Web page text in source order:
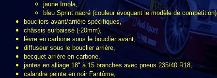
jaune Imola,
bleu Sprint nacré (couleur évoquant le modèle de
boucliers avant/arrière spécifiques,
châssis surbaissé (-20mm),
lèvre en carbone sous le bouclier avant,
diffuseur sous le bouclier arrière,
becquet arrière en carbone,
jantes en alliage 18" à 15 branches avec pneus 235/40 R18,
calandre peinte en noir Fantôme,